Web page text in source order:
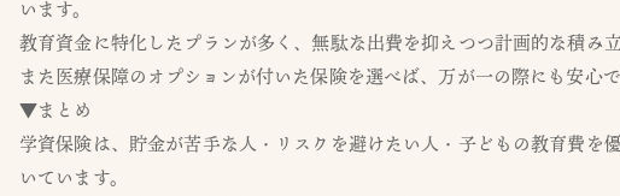
います。
教育資金に特化したプランが多く、無駄な出費を抑えつつ計画的な積み立
また医療保障のオプションが付いた保険を選べば、万が一の際にも安心で
▼まとめ
学資保険は、貯金が苦手な人・リスクを避けたい人・子どもの教育費を
いています。